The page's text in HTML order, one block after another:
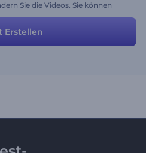
Sie die Videos. Sie können
Bibliothek wählen.
Erstellen